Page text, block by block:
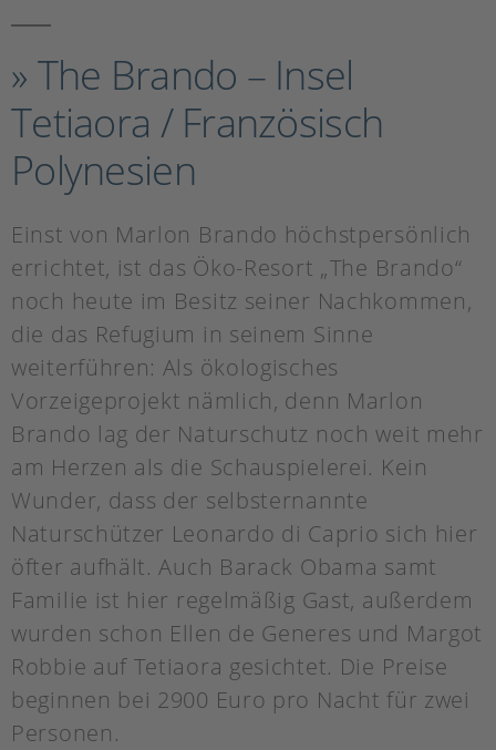
» The Brando – Insel
Tetiaora / Französisch
Polynesien
Einst von Marlon Brando höchstpersönlich
errichtet, ist das Öko-Resort „The Brando“
noch heute im Besitz seiner Nachkommen,
die das Refugium in seinem Sinne
weiterführen: Als ökologisches
Vorzeigeprojekt nämlich, denn Marlon
Brando lag der Naturschutz noch weit mehr
am Herzen als die Schauspielerei. Kein
Wunder, dass der selbsternannte
Naturschützer Leonardo di Caprio sich hier
öfter aufhält. Auch Barack Obama samt
Familie ist hier regelmäßig Gast, außerdem
wurden schon Ellen de Generes und Margot
Robbie auf Tetiaora gesichtet. Die Preise
beginnen bei 2900 Euro pro Nacht für zwei
Personen.